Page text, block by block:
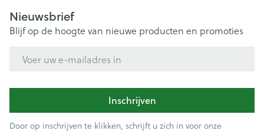
Nieuwsbrief
Blijf op de hoogte van nieuwe producten en promoties
Inschrijven
Door op inschrijven te klikken, schrijft u zich in voor onze